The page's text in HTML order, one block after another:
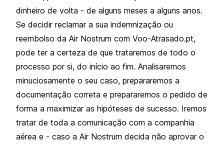
dinheiro de volta - de alguns meses a alguns anos.
Se decidir reclamar a sua indemnização ou
reembolso da Air Nostrum com Voo-Atrasado.pt,
pode ter a certeza de que trataremos de todo o
processo por si, do início ao fim. Analisaremos
minuciosamente o seu caso, prepararemos a
documentação correta e prepararemos o pedido de
forma a maximizar as hipóteses de sucesso. Iremos
tratar de toda a comunicação com a companhia
aérea e - caso a Air Nostrum decida não aprovar o